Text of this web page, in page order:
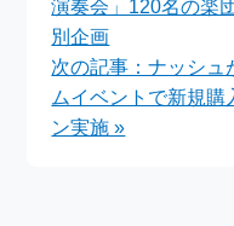
演奏会」120名の楽
別企画
次の記事：ナッシ
ムイベントで新規
ン実施 »